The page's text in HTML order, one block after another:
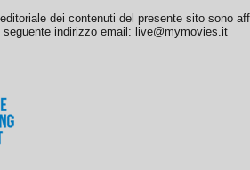
editoriale dei contenuti del presente sito sono
indirizzo email: live@mymovies.it